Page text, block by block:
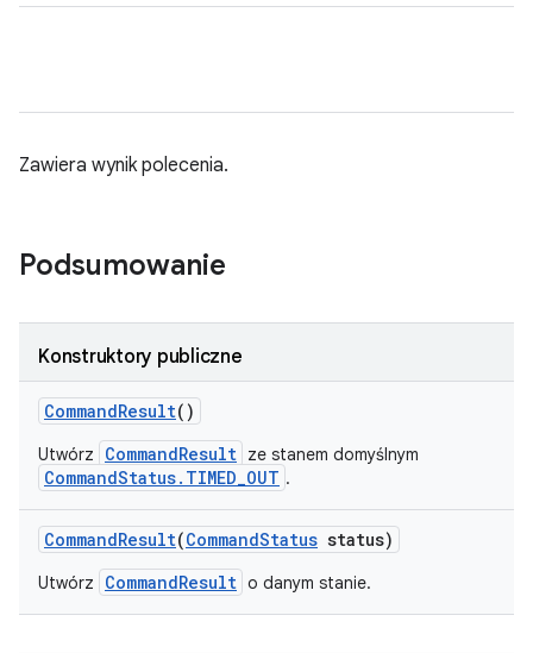
Zawiera wynik polecenia.
Podsumowanie
Konstruktory publiczne
CommandResult()
Utwórz CommandResult ze stanem domyślnym
CommandStatus.TIMED_OUT .
CommandResult(CommandStatus status)
Utwórz CommandResult o danym stanie.